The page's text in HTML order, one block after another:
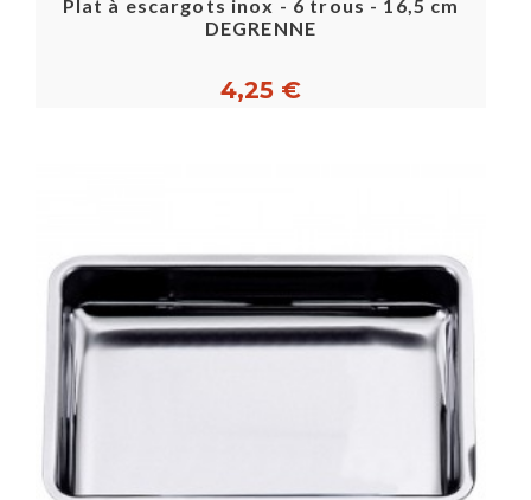
Plat à escargots inox - 6 trous - 16,5 cm
DEGRENNE
4,25 €